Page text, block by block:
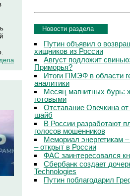
Новости раздела
Путин объявил о
хищников из России
Август подложит
Приморья?
Итоги ПМЭФ в области
аналитики
Месяц магнитных бурь:
готовыми
Отставание Овечкина
шайб
В России разработают
голосов мошенников
Мемориал энергетикам
– открыт в России
ФАС заинтересовался
Сбербанк создает
Technologies
Путин поблагодарил